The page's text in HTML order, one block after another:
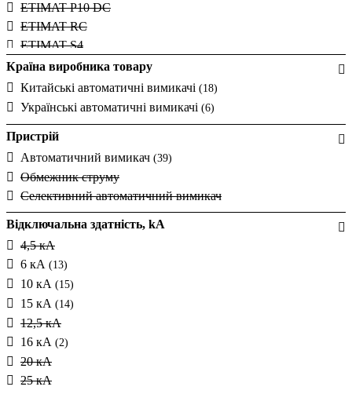
80А(+96)
100А(+86)
125А
0.5А (+1)
28А(+1)
36А(+1)
45А (+2)
ETIMAT P10 DC
ETIMAT RC
ETIMAT S4
Ex9B125
Ex9B40J
Ex9BH
Ex9BP
Ex9BP-JX(+)
Ex9BS
Ex9PN-N
FAZ
FAZ-DC
FAZ-HS
FAZ-PN
FAZ-T
HGD (1)
HL
HLF(2)
HMC
HMD
Країна виробника товару
Китайські автоматичні вимикачі (18)
Українські автоматичні вимикачі (6)
Пристрій
Автоматичний вимикач (39)
Обмежник струму
Селективний автоматичний вимикач
Відключальна здатність, kA
4,5 кА
6 кА (13)
10 кА (15)
15 кА (14)
12,5 кА
16 кА (2)
20 кА
25 кА